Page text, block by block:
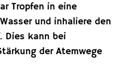
Tropfen in eine
und inhaliere den
Dies kann bei
der Atemwege